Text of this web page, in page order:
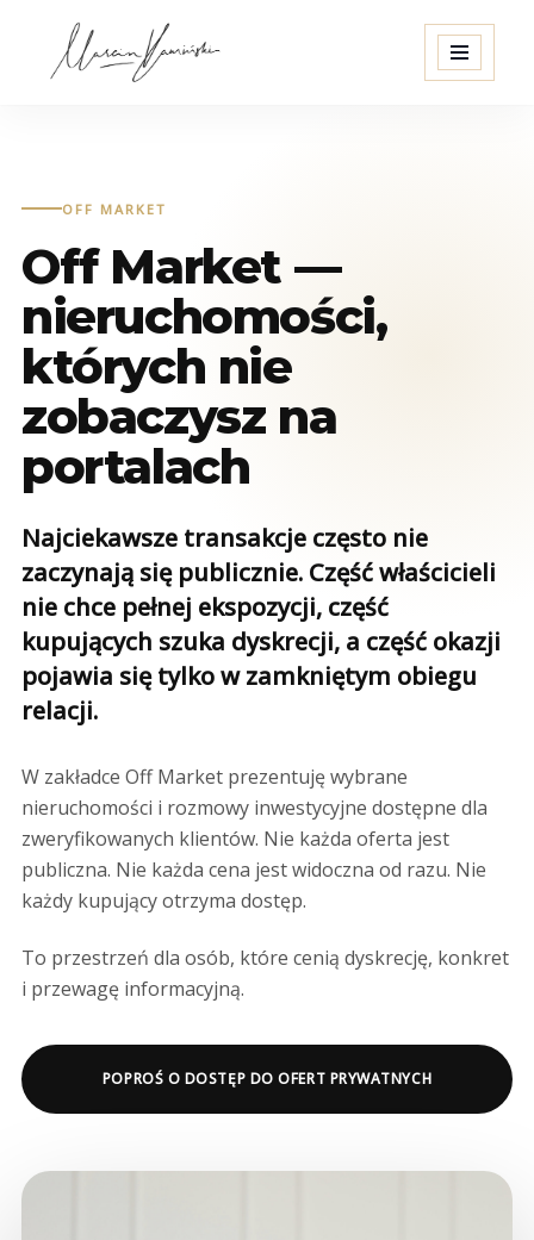
Przejdź
OFF MARKET
Off Market —
nieruchomości,
których nie
zobaczysz na
portalach
Najciekawsze transakcje często nie
zaczynają się publicznie. Część właścicieli
nie chce pełnej ekspozycji, część
kupujących szuka dyskrecji, a część okazji
pojawia się tylko w zamkniętym obiegu
relacji.
W zakładce Off Market prezentuję wybrane
nieruchomości i rozmowy inwestycyjne dostępne dla
zweryfikowanych klientów. Nie każda oferta jest
publiczna. Nie każda cena jest widoczna od razu. Nie
każdy kupujący otrzyma dostęp.
To przestrzeń dla osób, które cenią dyskrecję, konkret
i przewagę informacyjną.
POPROŚ O DOSTĘP DO OFERT PRYWATNYCH